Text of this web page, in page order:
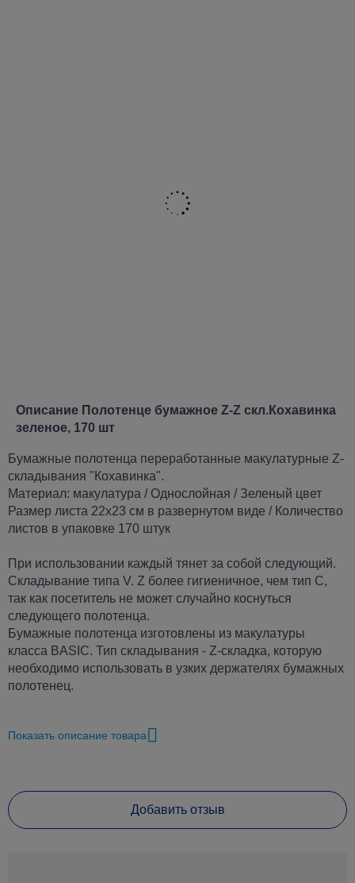
Описание Полотенце бумажное Z-Z скл.Кохавинка
зеленое, 170 шт
Бумажные полотенца переработанные макулатурные Z-
складывания "Кохавинка".
Материал: макулатура / Однослойная / Зеленый цвет
Размер листа 22х23 см в развернутом виде / Количество
листов в упаковке 170 штук
При использовании каждый тянет за собой следующий.
Складывание типа V. Z более гигиеничное, чем тип C,
так как посетитель не может случайно коснуться
следующего полотенца.
Бумажные полотенца изготовлены из макулатуры
класса BASIC. Тип складывания - Z-складка, которую
необходимо использовать в узких держателях бумажных
полотенец.
Характеристики Полотенце бумажное Z-Z
скл.Кохавинка зеленое, 170 шт
Полотенца бумажные
Показать описание товара
Добавить отзыв